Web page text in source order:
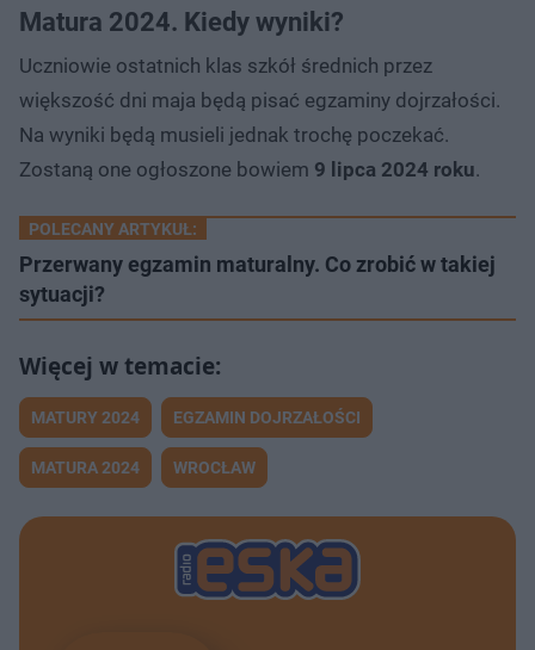
Matura 2024. Kiedy wyniki?
Uczniowie ostatnich klas szkół średnich przez
większość dni maja będą pisać egzaminy dojrzałości.
Na wyniki będą musieli jednak trochę poczekać.
Zostaną one ogłoszone bowiem 9 lipca 2024 roku.
POLECANY ARTYKUŁ:
Przerwany egzamin maturalny. Co zrobić w takiej
sytuacji?
MATURY 2024 EGZAMIN DOJRZAŁOŚCI
MATURA 2024 WROCŁAW